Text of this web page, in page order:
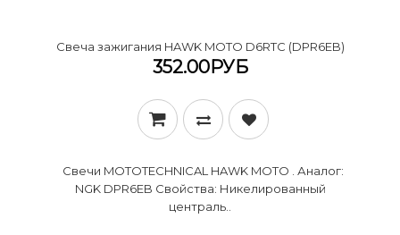
Cвеча зажигания HAWK MOTO D6RTC (DPR6EB)
352.00РУБ
Свечи MOTOTECHNICAL HAWK MOTO . Аналог:
NGK DPR6EB Свойства: Никелированный
централь..